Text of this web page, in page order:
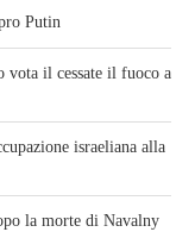
Putin
vota il cessate il fuoco a
israeliana alla
la morte di Navalny